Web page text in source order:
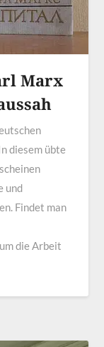
Marx
diesem übte
und
Findet man
die Arbeit